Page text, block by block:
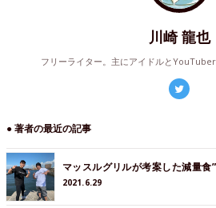
川崎 龍也
フリーライター。主にアイドルとYouTuber
● 著者の最近の記事
マッスルグリルが考案した減量食
2021.6.29